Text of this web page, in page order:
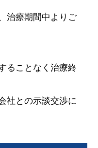
治療期間中よりご
ることなく治療終
社との示談交渉に